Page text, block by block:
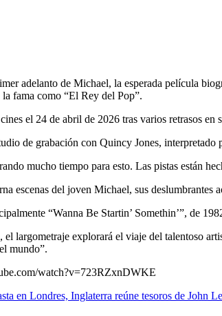
adelanto de Michael, la esperada película
la fama como “El Rey del Pop”.
el 24 de abril de 2026 tras varios retrasos en
de grabación con Quincy Jones,
mucho tiempo para esto. Las pistas están
escenas del joven Michael, sus
“Wanna Be Startin’ Somethin’”, de
el largometraje explorará el viaje del talentoso
mundo”.
watch?v=723RZxnDWKE
en Londres, Inglaterra reúne tesoros de John